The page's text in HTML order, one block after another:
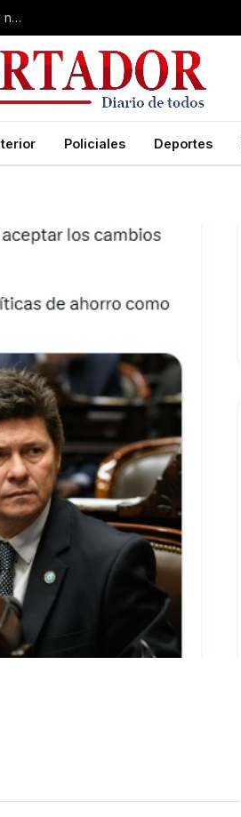
El sueño de crecer en familia: convocatoria nacional para adoptar a una niña de Corrientes
Policiales Deportes